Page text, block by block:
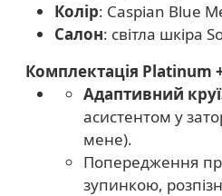
Колір: Caspian Blue
Салон: світла шкіра
Комплектація Platinum
Адаптивний
асистентом у
мене).
Попередження
зупинкою,